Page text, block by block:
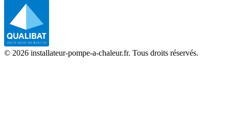
© 2026 installateur-pompe-a-chaleur.fr. Tous droits réservés.